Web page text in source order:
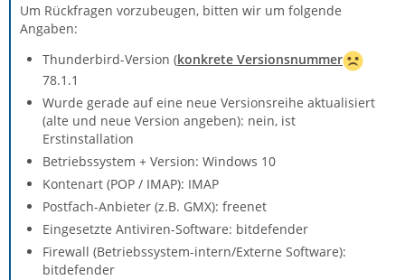
Um Rückfragen vorzubeugen, bitten wir um folgende
Angaben:
Thunderbird-Version (konkrete Versionsnummer
78.1.1
Wurde gerade auf eine neue Versionsreihe aktualisiert
(alte und neue Version angeben): nein, ist
Erstinstallation
Betriebssystem + Version: Windows 10
Kontenart (POP / IMAP): IMAP
Postfach-Anbieter (z.B. GMX): freenet
Eingesetzte Antiviren-Software: bitdefender
Firewall (Betriebssystem-intern/Externe Software):
bitdefender